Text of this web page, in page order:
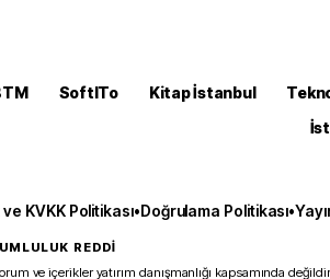
SoftITo Kitap İstanbul
ve KVKK Politikası•Doğrulama Politikası•
REDDİ
ve içerikler yatırım danışmanlığı kapsamında